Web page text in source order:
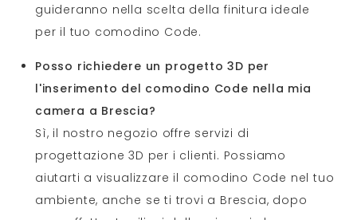
guideranno nella scelta della finitura ideale
per il tuo comodino Code.
Posso richiedere un progetto 3D per
l'inserimento del comodino Code nella mia
camera a Brescia?
Sì, il nostro negozio offre servizi di
progettazione 3D per i clienti. Possiamo
aiutarti a visualizzare il comodino Code nel tuo
ambiente, anche se ti trovi a Brescia, dopo